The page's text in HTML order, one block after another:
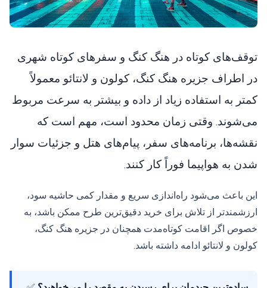
توقف‌های کوتاه در هنگ کنگ و سفرهای کوتاه شهری
در اطراف جزیره هنگ کنگ، کولون و لانتائو معمولاً
کمتر به استفاده زیاد از داده و بیشتر به سرعت مربوط
می‌شوند. وقتی زمان محدود است، مهم است که
نقشه‌ها، برنامه‌های سفر، پیام‌های هتل و جزئیات سوار
شدن به هواپیما فوراً کار کنند.
این باعث می‌شود راه‌اندازی سریع و مقدار کمی حاشیه سود،
ارزشمندتر از تلاش برای خرید دقیق‌ترین طرح ممکن باشد، به
خصوص اگر اقامت کوتاه‌مدت همچنان در جزیره هنگ کنگ،
کولون و لانتائو ادامه داشته باشد.